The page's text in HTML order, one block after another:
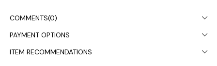
COMMENTS(0)
PAYMENT OPTIONS
ITEM RECOMMENDATIONS